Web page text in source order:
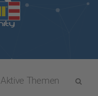
Aktive Themen